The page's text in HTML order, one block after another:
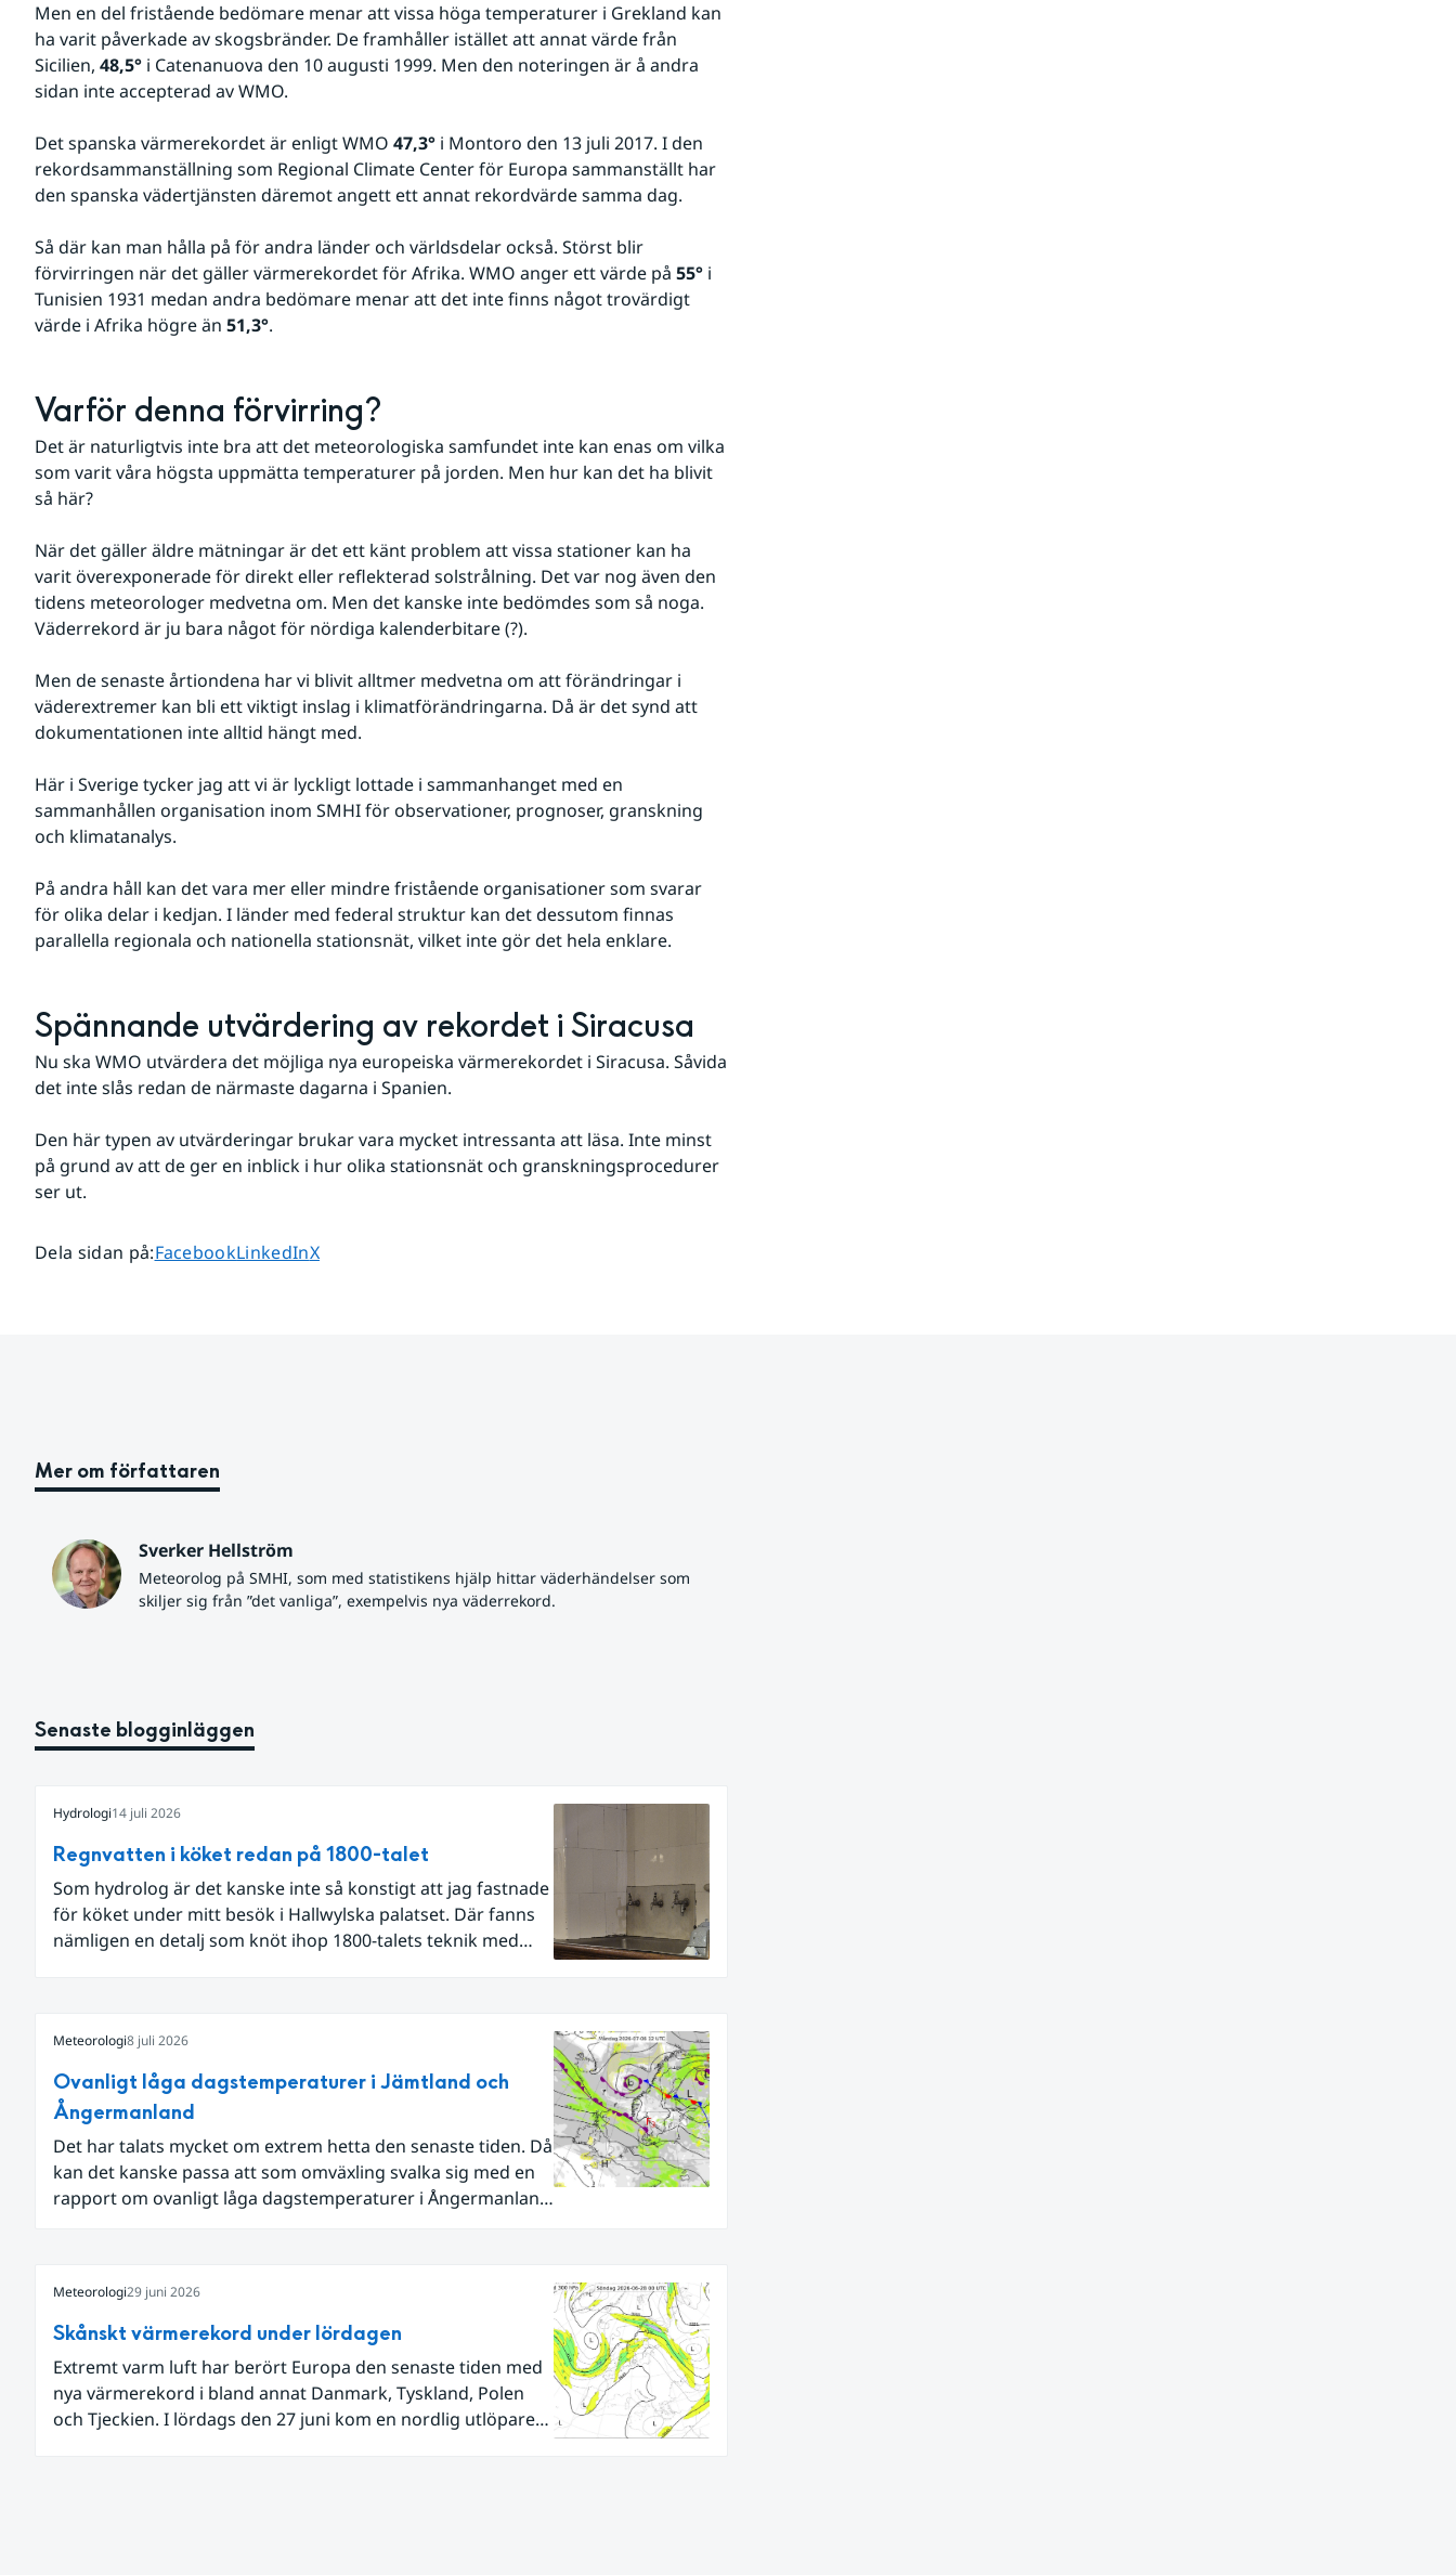
Men en del fristående bedömare menar att vissa höga temperaturer i Grekland kan
ha varit påverkade av skogsbränder. De framhåller istället att annat värde från
Sicilien, 48,5° i Catenanuova den 10 augusti 1999. Men den noteringen är å andra
sidan inte accepterad av WMO.
Det spanska värmerekordet är enligt WMO 47,3° i Montoro den 13 juli 2017. I den
rekordsammanställning som Regional Climate Center för Europa sammanställt har
den spanska vädertjänsten däremot angett ett annat rekordvärde samma dag.
Så där kan man hålla på för andra länder och världsdelar också. Störst blir
förvirringen när det gäller värmerekordet för Afrika. WMO anger ett värde på 55° i
Tunisien 1931 medan andra bedömare menar att det inte finns något trovärdigt
värde i Afrika högre än 51,3°.
Varför denna förvirring?
Det är naturligtvis inte bra att det meteorologiska samfundet inte kan enas om vilka
som varit våra högsta uppmätta temperaturer på jorden. Men hur kan det ha blivit
så här?
När det gäller äldre mätningar är det ett känt problem att vissa stationer kan ha
varit överexponerade för direkt eller reflekterad solstrålning. Det var nog även den
tidens meteorologer medvetna om. Men det kanske inte bedömdes som så noga.
Väderrekord är ju bara något för nördiga kalenderbitare (?).
Men de senaste årtiondena har vi blivit alltmer medvetna om att förändringar i
väderextremer kan bli ett viktigt inslag i klimatförändringarna. Då är det synd att
dokumentationen inte alltid hängt med.
Här i Sverige tycker jag att vi är lyckligt lottade i sammanhanget med en
sammanhållen organisation inom SMHI för observationer, prognoser, granskning
och klimatanalys.
På andra håll kan det vara mer eller mindre fristående organisationer som svarar
för olika delar i kedjan. I länder med federal struktur kan det dessutom finnas
parallella regionala och nationella stationsnät, vilket inte gör det hela enklare.
Spännande utvärdering av rekordet i Siracusa
Nu ska WMO utvärdera det möjliga nya europeiska värmerekordet i Siracusa. Såvida
det inte slås redan de närmaste dagarna i Spanien.
Den här typen av utvärderingar brukar vara mycket intressanta att läsa. Inte minst
på grund av att de ger en inblick i hur olika stationsnät och granskningsprocedurer
ser ut.
Dela sidan på:Dela sidan på
FacebookDela sidan på
LinkedInDela sidan på
X
Mer om författaren
Sverker Hellström
Meteorolog på SMHI, som med statistikens hjälp hittar väderhändelser som
skiljer sig från ”det vanliga”, exempelvis nya väderrekord.
Senaste blogginläggen
Hydrologi14 juli 2026
Regnvatten i köket redan på 1800-talet
Som hydrolog är det kanske inte så konstigt att jag fastnade
för köket under mitt besök i Hallwylska palatset. Där fanns
nämligen en detalj som knöt ihop 1800-talets teknik med
Meteorologi8 juli 2026
Ovanligt låga dagstemperaturer i Jämtland och
Ångermanland
Det har talats mycket om extrem hetta den senaste tiden. Då
kan det kanske passa att som omväxling svalka sig med en
rapport om ovanligt låga dagstemperaturer i Ångermanland
Meteorologi29 juni 2026
Skånskt värmerekord under lördagen
Extremt varm luft har berört Europa den senaste tiden med
nya värmerekord i bland annat Danmark, Tyskland, Polen
och Tjeckien. I lördags den 27 juni kom en nordlig utlöpare